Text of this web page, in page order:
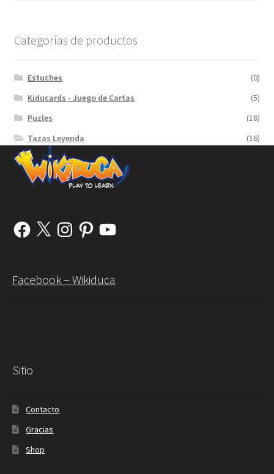
Categorías de productos
Estuches
(0)
Kiducards - Juego de Cartas
(5)
Puzles
(18)
Tazas Leyenda
(16)
Facebook
X InstagramPinterestYouTube
Facebook – Wikiduca
Sitio
Contacto
Gracias
Shop